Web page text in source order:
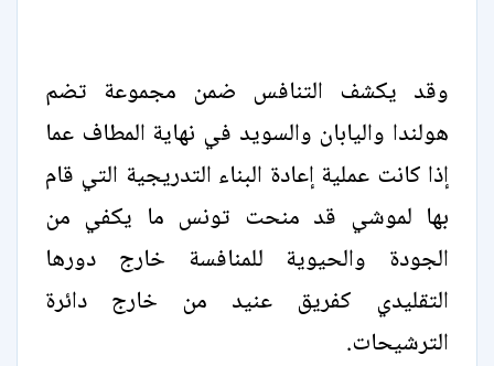
وقد يكشف التنافس ضمن مجموعة تضم
هولندا واليابان والسويد في نهاية المطاف عما
إذا كانت عملية إعادة البناء التدريجية التي قام
بها لموشي قد منحت تونس ما يكفي من
الجودة والحيوية للمنافسة خارج دورها
التقليدي كفريق عنيد من خارج دائرة
الترشيحات.